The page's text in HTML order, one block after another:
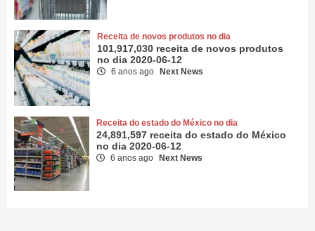
Receita de novos produtos no dia
101,917,030 receita de novos produtos
no dia 2020-06-12
6 anos ago Next News
Receita do estado do México no dia
24,891,597 receita do estado do México
no dia 2020-06-12
6 anos ago Next News